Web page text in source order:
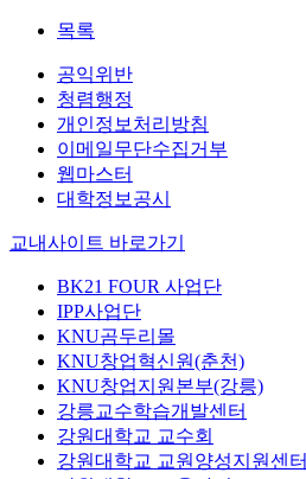
목록
공익위반
청렴행정
개인정보처리방침
이메일무단수집거부
웹마스터
대학정보공시
교내사이트 바로가기
BK21 FOUR 사업단
IPP사업단
KNU곰두리몰
KNU창업혁신원(춘천)
KNU창업지원본부(강릉)
강릉교수학습개발센터
강원대학교 교수회
강원대학교 교원양성지원센터